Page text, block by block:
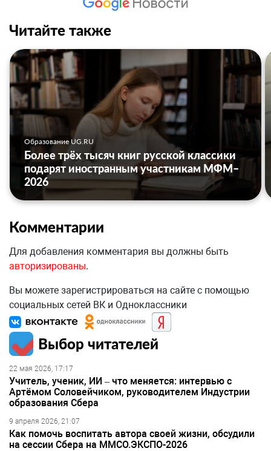
Читайте также
Образование UG.RU
Более трёх тысяч книг русской классики
подарят иностранным участникам МФМ–
2026
Комментарии
Для добавления комментария вы должны быть
авторизированы.
Вы можете зарегистрироваться на сайте с помощью
социальных сетей ВК и Одноклассники
Выбор читателей
22 мая 2026, 17:17
Учитель, ученик, ИИ – что меняется: интервью с
Артёмом Соловейчиком, руководителем Индустрии
образования Сбера
9 апреля 2026, 21:07
Как помочь воспитать автора своей жизни, обсудили
на сессии Сбера на ММСО.ЭКСПО-2026